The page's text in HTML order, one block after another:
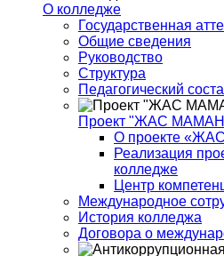
О колледже
Государственная
Общие сведения
Руководство
Структура
Педагогический
Проект "ЖАС
О проекте
Реализация
колледже
Центр
Международное
История колледжа
Договора о